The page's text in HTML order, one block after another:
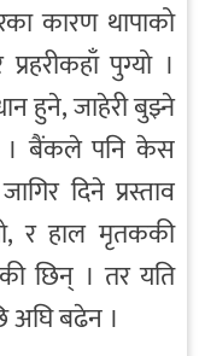
कारण थापाको
पुग्यो ।
हुने, जाहेरी बुझ्ने
। बैंकले पनि केस
दिने प्रस्ताव
र हाल मृतककी
छिन् । तर यति
अघि बढेन ।